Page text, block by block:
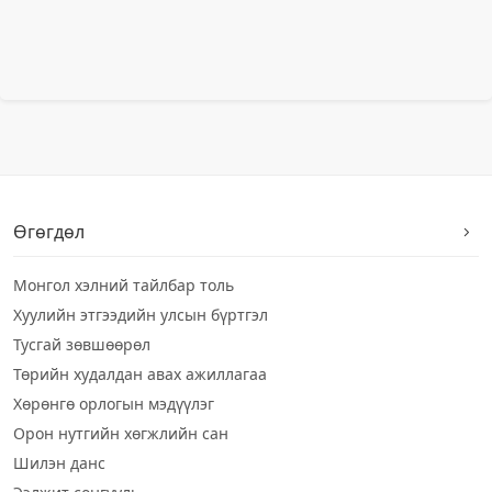
Өгөгдөл
Монгол хэлний тайлбар толь
Хуулийн этгээдийн улсын бүртгэл
Тусгай зөвшөөрөл
Төрийн худалдан авах ажиллагаа
Хөрөнгө орлогын мэдүүлэг
Орон нутгийн хөгжлийн сан
Шилэн данс